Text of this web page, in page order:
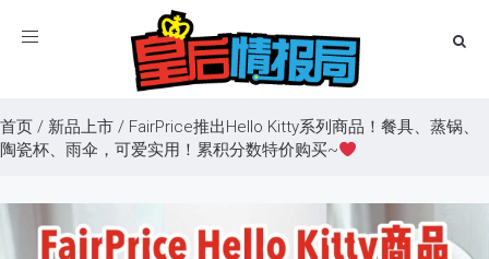
Toggle
首页 / 新品上市 / FairPrice推出Hello Kitty系列商品！餐具、蒸锅、
陶瓷杯、雨伞，可爱实用！累积分数特价购买~